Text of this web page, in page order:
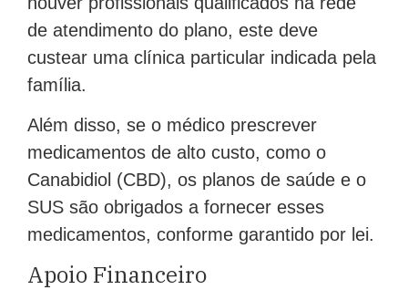
de atendimento do plano, este deve
custear uma clínica particular indicada pela
família.
Além disso, se o médico prescrever
medicamentos de alto custo, como o
Canabidiol (CBD), os planos de saúde e o
SUS são obrigados a fornecer esses
medicamentos, conforme garantido por lei.
Apoio Financeiro